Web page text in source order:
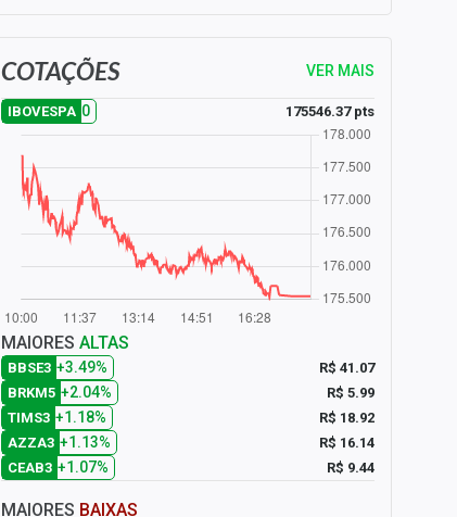
COTAÇÕES VER MAIS
IBOVESPA 0 175546.37 pts
MAIORES ALTAS
BBSE3 +3.49%
R$ 41.07
BRKM5 +2.04%
R$ 5.99
TIMS3 +1.18%
R$ 18.92
AZZA3 +1.13%
R$ 16.14
CEAB3 +1.07% R$ 9.44
MAIORES BAIXAS